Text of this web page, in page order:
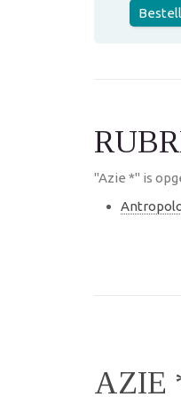
"Azie *" is
AZIE